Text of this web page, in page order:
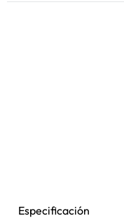
Especificación